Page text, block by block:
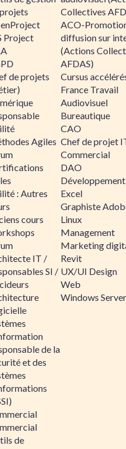
Project
de projets
Agiles
: Autres
cours
IT /
SI /
de la
et des
de
Collectives
ACO-
diffusion sur
(Actions
AFDAS)
Cursus
France Travail
Audiovisuel
Bureautique
CAO
Chef de projet
Commercial
DAO
Développement
Excel
Graphiste
Linux
Management
Marketing
Revit
UX/UI Design
Web
Windows Server